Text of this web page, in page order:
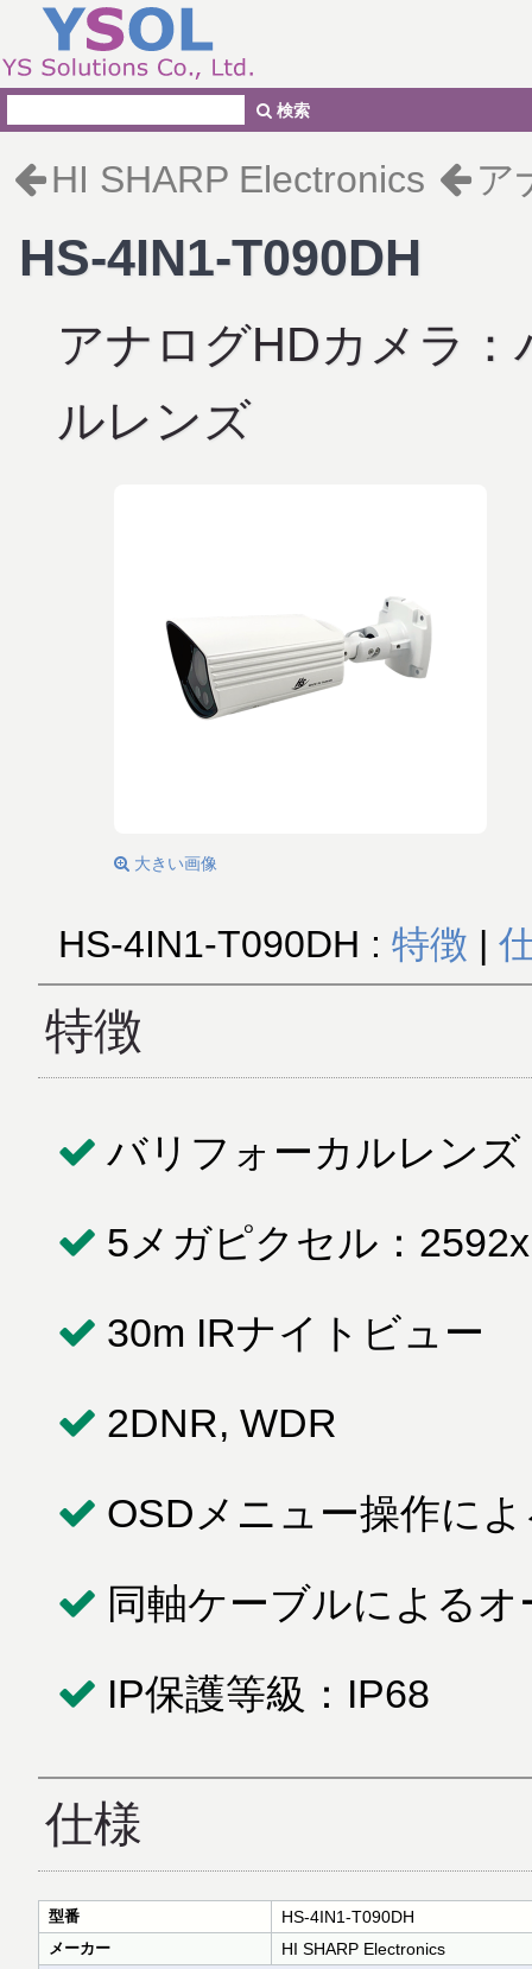
HI SHARP Electronics ア
HS-4IN1-T090DH
アナログHDカメラ
ルレンズ
大きい画像
HS-4IN1-T090DH : 特徴 |
特徴
バリフォーカルレンズ
5メガピクセル：
30m IRナイトビュー
2DNR, WDR
OSDメニュー操作に
同軸ケーブルによる
IP保護等級：IP68
仕様
型番 HS-4IN1-T090DH
メーカー HI SHARP Electronics
検索